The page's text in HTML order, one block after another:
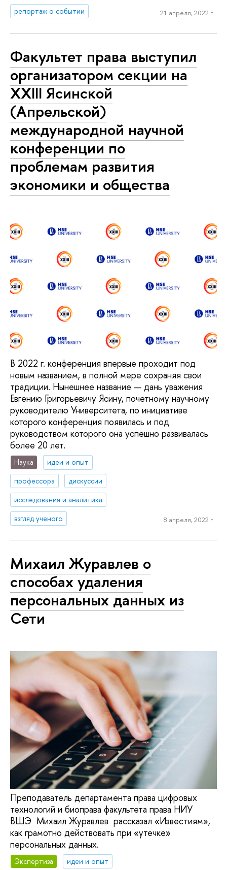
репортаж о событии 21 апреля, 2022 г.
Факультет права выступил
организатором секции на
XXIII Ясинской
(Апрельской)
международной научной
конференции по
проблемам развития
экономики и общества
В 2022 г. конференция впервые проходит под
новым названием, в полной мере сохраняя свои
традиции. Нынешнее название — дань уважения
Евгению Григорьевичу Ясину, почетному научному
руководителю Университета, по инициативе
которого конференция появилась и под
руководством которого она успешно развивалась
более 20 лет.
Наука
идеи и опыт
профессора
дискуссии
исследования и аналитика
взгляд ученого
8 апреля, 2022 г.
Михаил Журавлев о
способах удаления
персональных данных из
Сети
Преподаватель департамента права цифровых
технологий и биоправа факультета права НИУ
ВШЭ Михаил Журавлев рассказал «Известиям»,
как грамотно действовать при «утечке»
персональных данных.
Экспертиза
идеи и опыт